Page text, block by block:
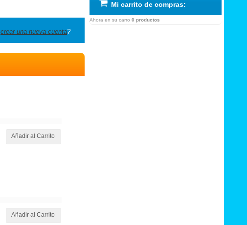
crear una nueva cuenta?
Añadir al Carrito
Añadir al Carrito
Mi carrito de compras:
Ahora en su carro 0 productos